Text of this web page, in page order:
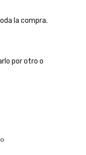
la compra.
por otro o